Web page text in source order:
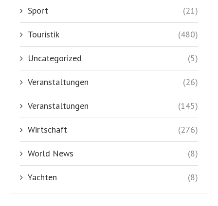
Sport (21)
Touristik (480)
Uncategorized (5)
Veranstaltungen (26)
Veranstaltungen (145)
Wirtschaft (276)
World News (8)
Yachten (8)